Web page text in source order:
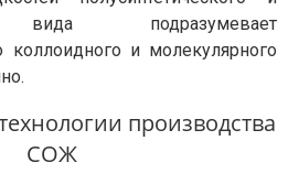
вида подразумевает
коллоидного и молекулярного
производства
СОЖ